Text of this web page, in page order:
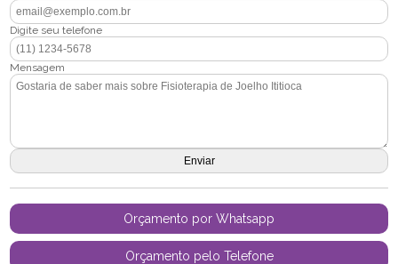
Digite seu telefone
Mensagem
Orçamento por Whatsapp
Orçamento pelo Telefone